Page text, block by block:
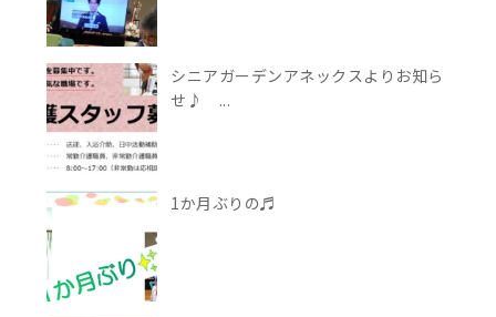
シニアガーデンアネックスよりお知ら
せ♪ ...
1か月ぶりの♬